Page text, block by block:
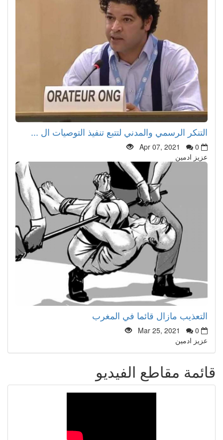
التنكر الرسمي والمدني لتتبع تنفيذ التوصيات ال ...
Apr 07, 2021
0
عزيز ادمين
التعذيب مازال قائما في المغرب
Mar 25, 2021
0
عزيز ادمين
قائمة مقاطع الفيديو